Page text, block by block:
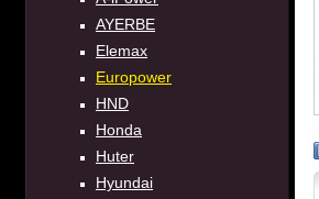
AYERBE
Elemax
Europower
HND
Honda
Huter
Hyundai